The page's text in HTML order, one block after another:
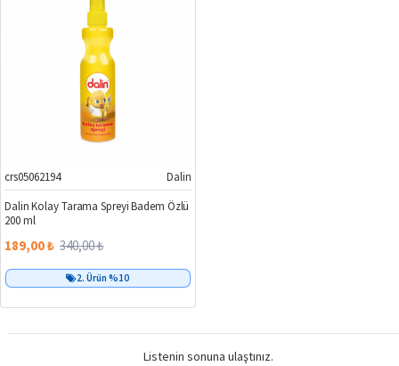
%44
crs05062194
Dalin
Dalin Kolay Tarama Spreyi Badem Özlü
200 ml
189,00 ₺ 340,00 ₺
2. Ürün %10
Listenin sonuna ulaştınız.